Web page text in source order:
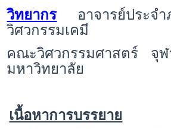
วิทยากรอาจารย์ประจ
วิศวกรรมเคมี
คณะวิศวกรรมศาสตร์ จุ
มหาวิทยาลั
เนื้อหาการบรรยาย